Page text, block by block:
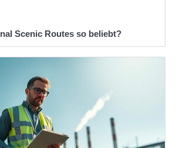
Scenic Routes so beliebt?